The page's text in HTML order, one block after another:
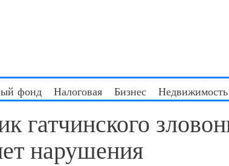
фонд Налоговая Бизнес Недвижимость
гатчинского
нарушения